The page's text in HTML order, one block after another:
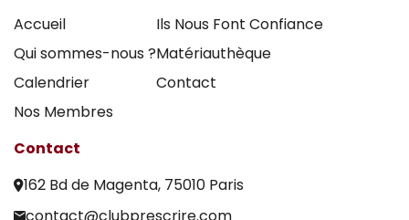
Accueil
Qui sommes-nous ?
Calendrier
Nos Membres
Ils Nous Font Confiance
Matériauthèque
Contact
Contact
162 Bd de Magenta, 75010 Paris
contact@clubprescrire.com